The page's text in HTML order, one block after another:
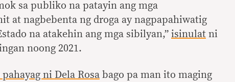
sa publiko na patayin ang mga
at nagbebenta ng droga ay nagpapahiwatig
na atakehin ang mga sibilyan,” isinulat ni
noong 2021.
ni Dela Rosa bago pa man ito maging